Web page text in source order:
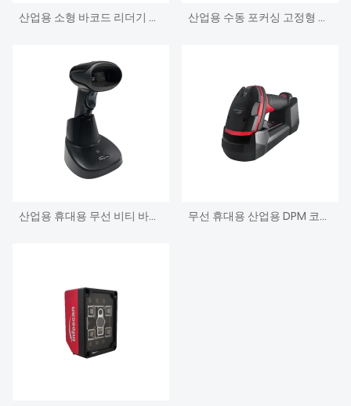
산업용 소형 바코드 리더기 고정 초점 산업용 수동 포커싱 고정형 바코드 스캐너
산업용 휴대용 무선 비티 바코드 리더기 무선 휴대용 산업용 DPM 코드 리더